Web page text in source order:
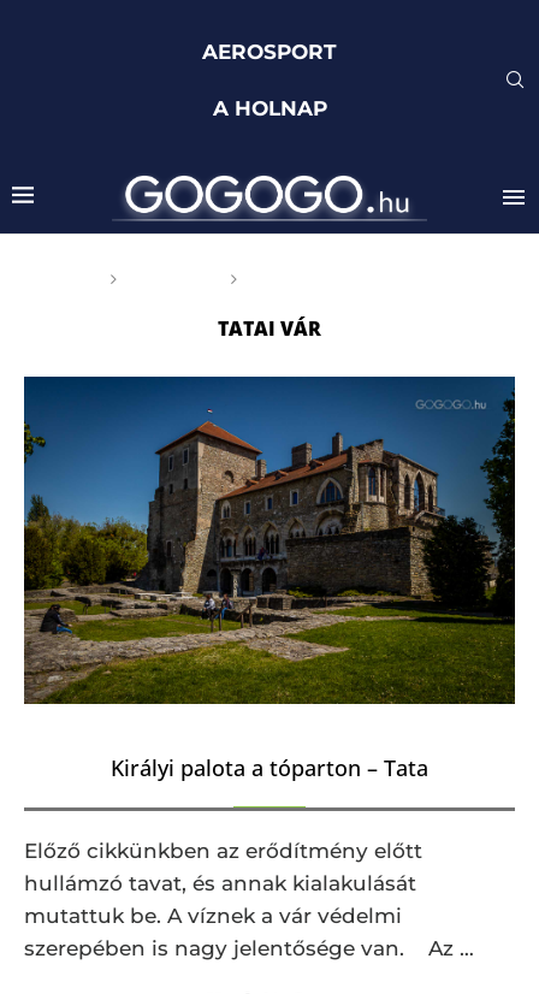
AEROSPORT
A HOLNAP
TATAI VÁR
Királyi palota a tóparton – Tata
Előző cikkünkben az erődítmény előtt
hullámzó tavat, és annak kialakulását
mutattuk be. A víznek a vár védelmi
szerepében is nagy jelentősége van. Az …